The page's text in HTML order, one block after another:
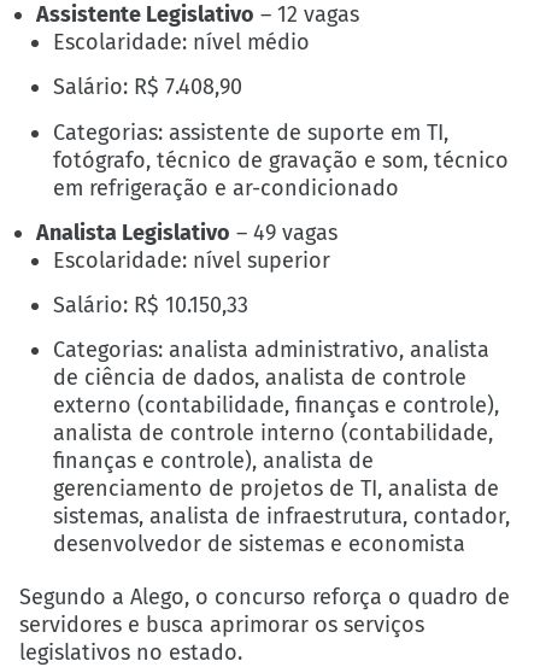
Assistente Legislativo – 12 vagas
Escolaridade: nível médio
Salário: R$ 7.408,90
Categorias: assistente de suporte em TI,
fotógrafo, técnico de gravação e som, técnico
em refrigeração e ar-condicionado
Analista Legislativo – 49 vagas
Escolaridade: nível superior
Salário: R$ 10.150,33
Categorias: analista administrativo, analista
de ciência de dados, analista de controle
externo (contabilidade, finanças e controle),
analista de controle interno (contabilidade,
finanças e controle), analista de
gerenciamento de projetos de TI, analista de
sistemas, analista de infraestrutura, contador,
desenvolvedor de sistemas e economista
Segundo a Alego, o concurso reforça o quadro de
servidores e busca aprimorar os serviços
legislativos no estado.